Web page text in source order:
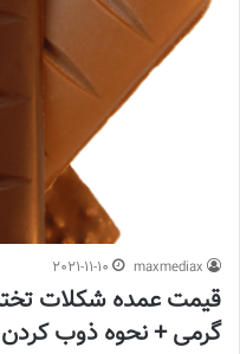
maxmediax
2021-11-10
گرمی + نحوه ذوب کردن